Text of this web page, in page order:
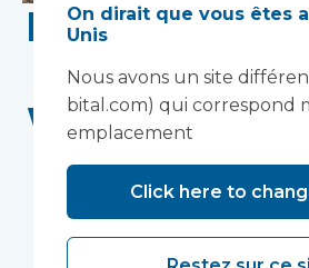
Les travaux
sur le
Wonford
par le
La construction modulaire
On dirait que vous êtes
Unis
Nous avons un site
bital.com) qui correspond
emplacement
Click here to